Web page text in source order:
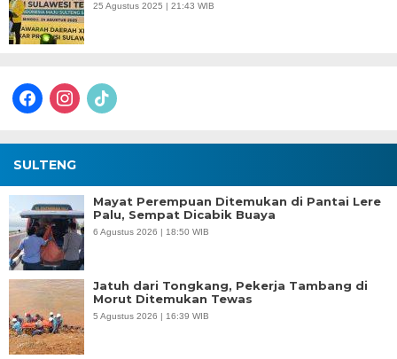
25 Agustus 2025 | 21:43 WIB
facebookinstagram
tiktok
SULTENG
Mayat Perempuan Ditemukan di Pantai Lere
Palu, Sempat Dicabik Buaya
6 Agustus 2026 | 18:50 WIB
Jatuh dari Tongkang, Pekerja Tambang di
Morut Ditemukan Tewas
5 Agustus 2026 | 16:39 WIB